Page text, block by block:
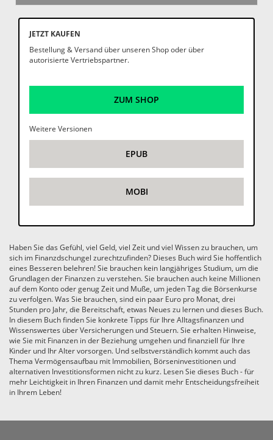
JETZT KAUFEN
Bestellung & Versand über unseren Shop oder über
autorisierte Vertriebspartner.
ZUM SHOP
Weitere Versionen
EPUB
MOBI
Haben Sie das Gefühl, viel Geld, viel Zeit und viel Wissen zu brauchen, um
sich im Finanzdschungel zurechtzufinden? Dieses Buch wird Sie hoffentlich
eines Besseren belehren! Sie brauchen kein langjähriges Studium, um die
Grundlagen der Finanzen zu verstehen. Sie brauchen auch keine Millionen
auf dem Konto oder genug Zeit und Muße, um jeden Tag die Börsenkurse
zu verfolgen. Was Sie brauchen, sind ein paar Euro pro Monat, drei
Stunden pro Jahr, die Bereitschaft, etwas Neues zu lernen und dieses Buch.
In diesem Buch finden Sie konkrete Tipps für Ihre Alltagsfinanzen und
Wissenswertes über Versicherungen und Steuern. Sie erhalten Hinweise,
wie Sie mit Finanzen in der Beziehung umgehen und finanziell für Ihre
Kinder und Ihr Alter vorsorgen. Und selbstverständlich kommt auch das
Thema Vermögensaufbau mit Immobilien, Börseninvestitionen und
alternativen Investitionsformen nicht zu kurz. Lesen Sie dieses Buch - für
mehr Leichtigkeit in Ihren Finanzen und damit mehr Entscheidungsfreiheit
in Ihrem Leben!